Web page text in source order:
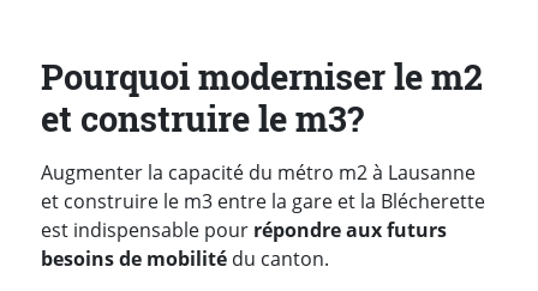
Pourquoi moderniser le m2
et construire le m3?
Augmenter la capacité du métro m2 à Lausanne
et construire le m3 entre la gare et la Blécherette
est indispensable pour répondre aux futurs
besoins de mobilité du canton.